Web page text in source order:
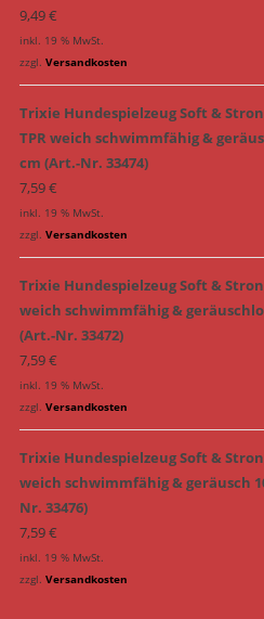
9,49€
inkl. 19 % MwSt.
zzgl. Versandkosten
Trixie Hundespielzeug Soft &
TPR weich schwimmfähig &
cm (Art.-Nr. 33474)
7,59€
inkl. 19 % MwSt.
zzgl. Versandkosten
Trixie Hundespielzeug Soft &
weich schwimmfähig &
(Art.-Nr. 33472)
7,59€
inkl. 19 % MwSt.
zzgl. Versandkosten
Trixie Hundespielzeug Soft &
weich schwimmfähig & geräusch
Nr. 33476)
7,59€
inkl. 19 % MwSt.
zzgl. Versandkosten